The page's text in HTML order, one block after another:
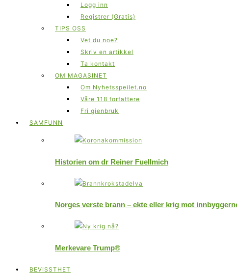
Logg inn
Registrer (Gratis)
TIPS OSS
Vet du noe?
Skriv en artikkel
Ta kontakt
OM MAGASINET
Om Nyhetsspeilet.no
Våre 118 forfattere
Fri gjenbruk
SAMFUNN
Historien om dr Reiner Fuellmich
Norges verste brann – ekte eller krig mot
Merkevare Trump®
BEVISSTHET